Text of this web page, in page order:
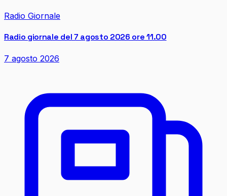
Radio Giornale
Radio giornale del 7 agosto 2026 ore 11.00
7 agosto 2026